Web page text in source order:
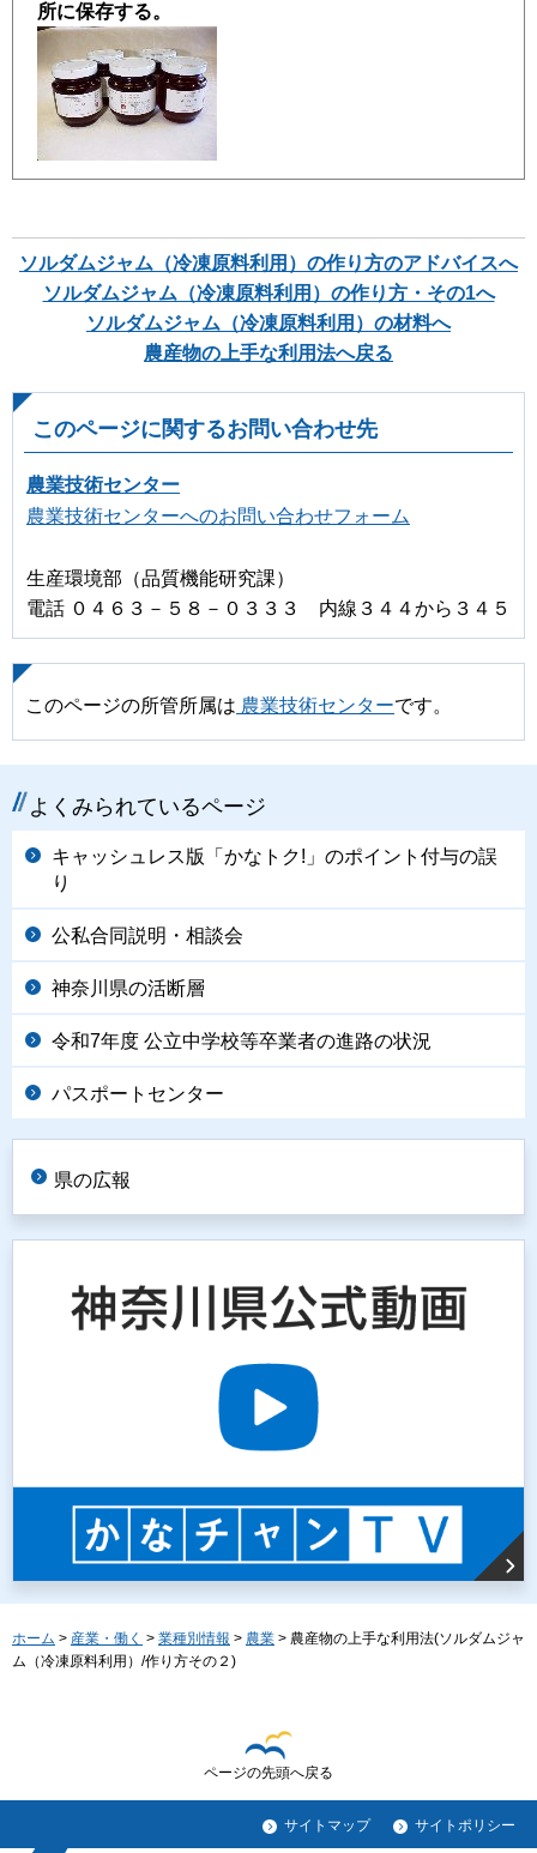
所に保存する。
ソルダムジャム（冷凍原料利用）の作り方のアドバイスへ
ソルダムジャム（冷凍原料利用）の作り方・その1へ
ソルダムジャム（冷凍原料利用）の材料へ
農産物の上手な利用法へ戻る
このページに関するお問い合わせ先
農業技術センター
農業技術センターへのお問い合わせフォーム
生産環境部（品質機能研究課）
電話 ０４６３－５８－０３３３ 内線３４４から３４５
このページの所管所属は 農業技術センターです。
よくみられているページ
キャッシュレス版「かなトク!」のポイント付与の誤
り
公私合同説明・相談会
神奈川県の活断層
令和7年度 公立中学校等卒業者の進路の状況
パスポートセンター
県の広報
ホーム > 産業・働く > 業種別情報 > 農業 > 農産物の上手な利用法(ソルダムジャ
ム（冷凍原料利用）/作り方その２)
ページの先頭へ戻る
サイトマップ サイトポリシー